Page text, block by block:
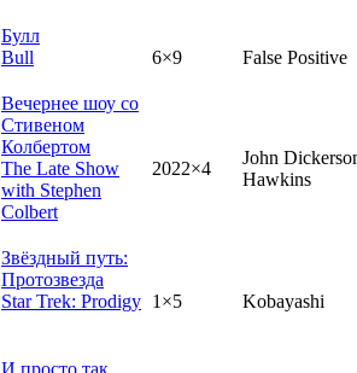
Булл
Bull
6×9 False Positive
Вечернее шоу со
Стивеном
Колбертом
The Late Show
with Stephen
Colbert
2022×4
John
Hawkins
Звёздный путь:
Протозвезда
Star Trek: Prodigy 1×5 Kobayashi
И просто так...